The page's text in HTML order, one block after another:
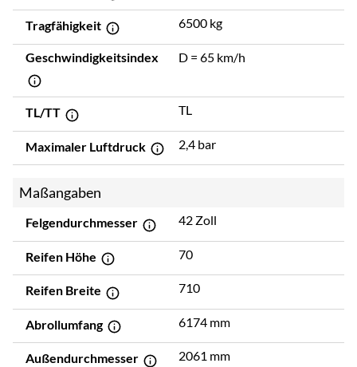
Tragfähigkeit 6500 kg
Geschwindigkeitsindex D = 65 km/h
TL/TT TL
Maximaler Luftdruck 2,4 bar
Maßangaben
Felgendurchmesser 42 Zoll
Reifen Höhe 70
Reifen Breite 710
Abrollumfang 6174 mm
Außendurchmesser 2061 mm